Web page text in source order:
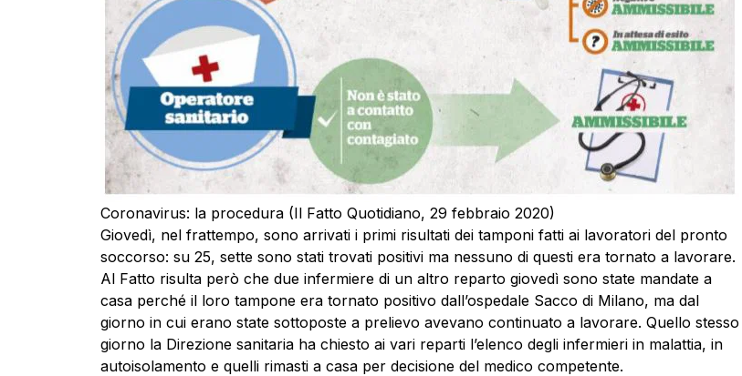
Coronavirus: la procedura (Il Fatto Quotidiano, 29 febbraio 2020)
Giovedì, nel frattempo, sono arrivati i primi risultati dei tamponi fatti ai lavoratori del pronto
soccorso: su 25, sette sono stati trovati positivi ma nessuno di questi era tornato a lavorare.
Al Fatto risulta però che due infermiere di un altro reparto giovedì sono state mandate a
casa perché il loro tampone era tornato positivo dall’ospedale Sacco di Milano, ma dal
giorno in cui erano state sottoposte a prelievo avevano continuato a lavorare. Quello stesso
giorno la Direzione sanitaria ha chiesto ai vari reparti l’elenco degli infermieri in malattia, in
autoisolamento e quelli rimasti a casa per decisione del medico competente.